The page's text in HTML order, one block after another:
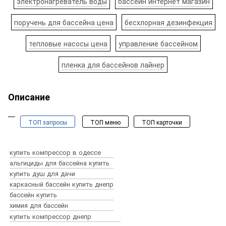
поручень для бассейна цена бесхлорная дезинфекция
тепловые насосы цена управление бассейном
пленка для бассейнов лайнер
Описание
ТОП запросы ТОП меню ТОП карточки
Оборудование для бассейнов
Химия для бассейна
Пылесосы для бассейнов
Аксессуары для бассейнов
Все для строительства бассейнов
Закладные детали для бассейнов
купить бассейны
каркасный бассейн
сборный бассейн
надувной бассейн
оборудование для бассейна
химия для бассейна
альгициды
пылесос для бассейна
робот пылесос для бассейна
аксессуары для бассейна
все для строительства бассейна
закладные детали для бассейна
купить компрессор в одессе
альгициды для бассейна купить
купить душ для дачи
каркасный бассейн купить днепр
бассейн купить
химия для бассейн
купить компрессор днепр